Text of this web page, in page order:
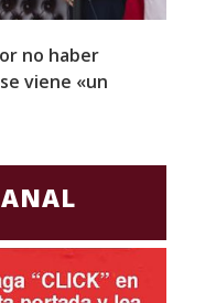
no haber
viene «un